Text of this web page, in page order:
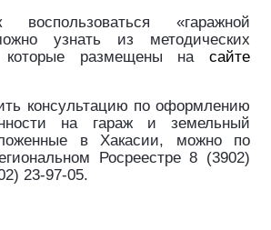
«гаражной
узнать из методических
которые размещены на сайте
консультацию по оформлению
на гараж и земельный
в Хакасии, можно по
Росреестре 8 (3902)
23-97-05.